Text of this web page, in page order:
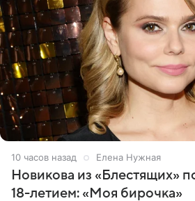
10 часов назад Елена Нужная
Новикова из «Блестящих»
18-летием: «Моя бирочка»